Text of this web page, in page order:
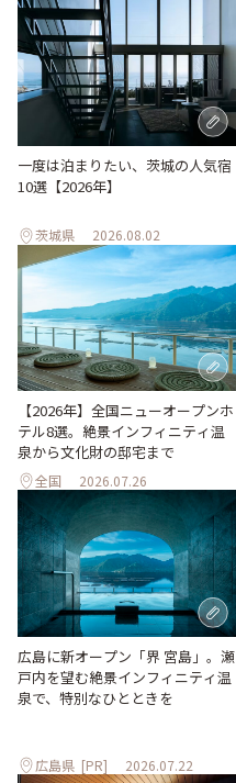
一度は泊まりたい、茨城の人気宿
10選【2026年】
茨城県 2026.08.02
【2026年】全国ニューオープンホ
テル8選。絶景インフィニティ温
泉から文化財の邸宅まで
全国 2026.07.26
広島に新オープン「界 宮島」。瀬
戸内を望む絶景インフィニティ温
泉で、特別なひとときを
広島県 [PR] 2026.07.22